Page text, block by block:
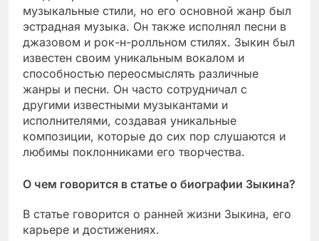
музыкальные стили, но его основной жанр был
эстрадная музыка. Он также исполнял песни в
джазовом и рок-н-ролльном стилях. Зыкин был
известен своим уникальным вокалом и
способностью переосмыслять различные
жанры и песни. Он часто сотрудничал с
другими известными музыкантами и
исполнителями, создавая уникальные
композиции, которые до сих пор слушаются и
любимы поклонниками его творчества.
О чем говорится в статье о биографии Зыкина?
В статье говорится о ранней жизни Зыкина, его
карьере и достижениях.